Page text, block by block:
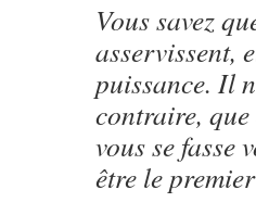
Vous savez
asservissent,
puissance. Il
contraire,
vous se fasse
être le